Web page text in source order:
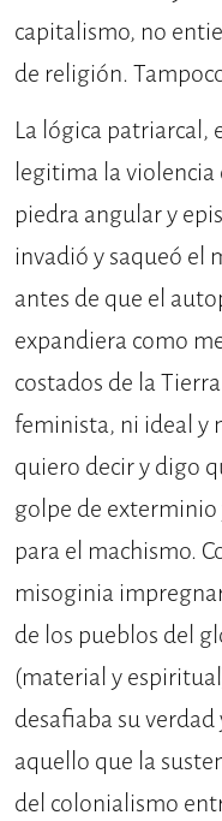
capitalismo, no
de religión.
La lógica patriarcal,
legitima la violencia
piedra angular y
invadió y saqueó el
antes de que el
expandiera como
costados de la
feminista, ni ideal y
quiero decir y digo
golpe de
para el machismo.
misoginia
de los pueblos del
(material y
desafiaba su
aquello que la
del colonialismo